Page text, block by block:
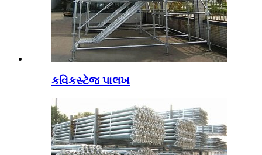
કવિકસ્ટેજ પાલખ